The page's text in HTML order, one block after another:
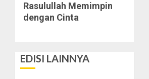
post:
Rasulullah Memimpin
dengan Cinta
EDISI LAINNYA